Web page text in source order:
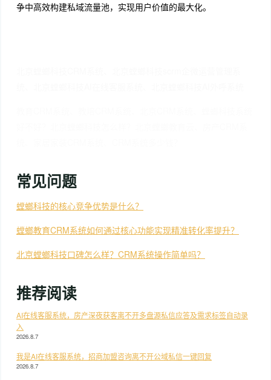
争中高效构建私域流量池，实现用户价值的最大化。
常见问题
螳螂科技的核心竞争优势是什么？
螳螂教育CRM系统如何通过核心功能实现精准转化率提升？
北京螳螂科技口碑怎么样？CRM系统操作简单吗？
推荐阅读
AI在线客服系统，房产深夜获客离不开多盘源私信应答及需求标签自动录
入
2026.8.7
我是AI在线客服系统，招商加盟咨询离不开公域私信一键回复
2026.8.7